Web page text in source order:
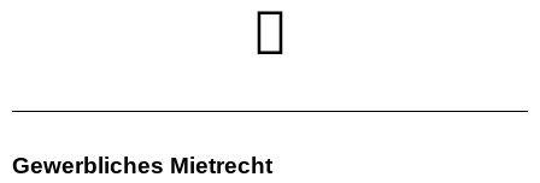
Gewerbliches Mietrecht